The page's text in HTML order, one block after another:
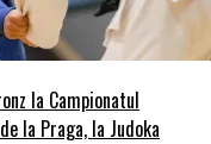
la Campionatul
la Praga, la Judoka